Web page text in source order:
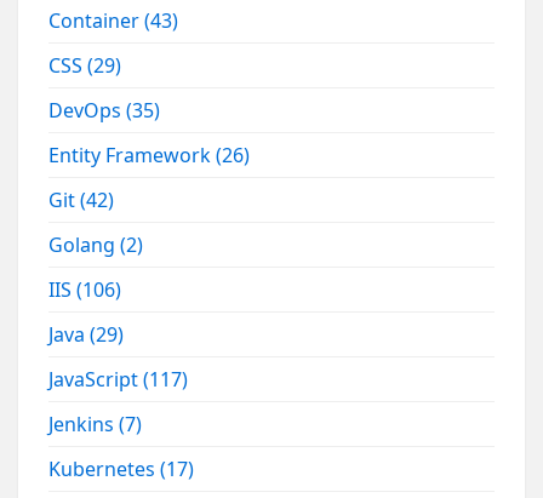
Container(43)
CSS(29)
DevOps(35)
Entity Framework(26)
Git(42)
Golang(2)
IIS(106)
Java(29)
JavaScript(117)
Jenkins(7)
Kubernetes(17)